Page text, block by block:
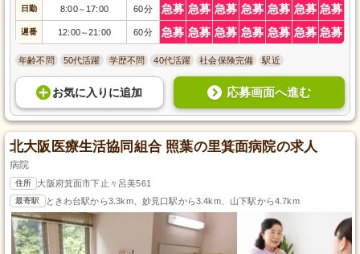
日勤 8:00～ 17:00 60分 急募 急募 急募 急募 急募 急募 急募
遅番 12:00～21:00 60分 急募 急募 急募 急募 急募 急募 急募
年齢不問 50代活躍 学歴不問 40代活躍 社会保険完備 駅近
お気に入り に追加 応募画面へ進む
北大阪医療生活協同組合 照葉の里箕面病院の求人
病院
住所 大阪府箕面市下止々呂美561
最寄駅 ときわ台駅から3.3km、妙見口駅から3.4km、山下駅から4.7km